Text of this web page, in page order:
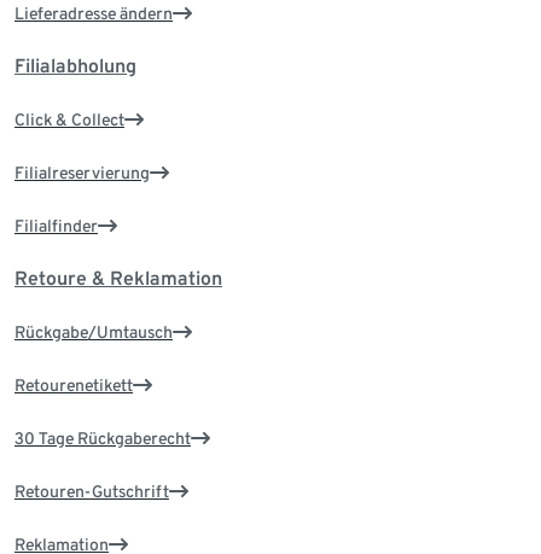
Lieferadresse ändern
Filialabholung
Click & Collect
Filialreservierung
Filialfinder
Retoure & Reklamation
Rückgabe/Umtausch
Retourenetikett
30 Tage Rückgaberecht
Retouren-Gutschrift
Reklamation